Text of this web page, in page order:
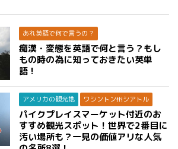
あれ英語で何で言うの？
痴漢・変態を英語で何と言う？もし
もの時の為に知っておきたい英単
語！
アメリカの観光地 ワシントン州シアトル
パイクプレイスマーケット付近のお
すすめ観光スポット！世界で2番目に
汚い場所も？一見の価値アリな人気